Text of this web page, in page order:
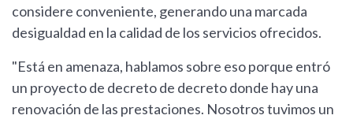
considere conveniente, generando una marcada
desigualdad en la calidad de los servicios ofrecidos.
"Está en amenaza, hablamos sobre eso porque entró
un proyecto de decreto de decreto donde hay una
renovación de las prestaciones. Nosotros tuvimos un